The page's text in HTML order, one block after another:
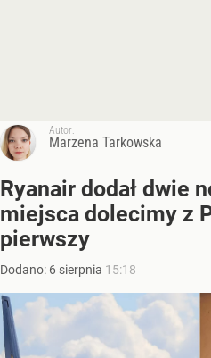
Autor:
Marzena Tarkowska
Ryanair dodał dwie
miejsca dolecimy z
pierwszy
Dodano: 6 sierpnia 15:18